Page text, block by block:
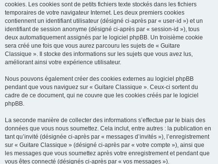
cookies. Les cookies sont de petits fichiers texte stockés dans les fichiers
temporaires de votre navigateur Internet. Les deux premiers cookies
contiennent un identifiant utilisateur (désigné ci-après par « user-id ») et un
identifiant de session anonyme (désigné ci-après par « session-id »), tous
deux automatiquement assignés par le logiciel phpBB. Un troisième cookie
sera créé une fois que vous aurez parcouru les sujets de « Guitare
Classique ». Il stocke des informations sur les sujets que vous avez lus,
améliorant ainsi votre expérience utilisateur.
Nous pouvons également créer des cookies externes au logiciel phpBB
pendant que vous naviguez sur « Guitare Classique ». Ceux-ci sortent du
cadre de ce document, qui ne couvre que les cookies créés par le logiciel
phpBB.
La seconde manière de collecter des informations s’effectue par le biais des
données que vous nous soumettez. Cela inclut, entre autres : la publication en
tant qu’invité (désignée ci-après par « messages d’invités »), l’enregistrement
sur « Guitare Classique » (désigné ci-après par « votre compte »), ainsi que
les messages que vous soumettez après votre enregistrement et pendant que
vous êtes connecté (désignés ci-après par « vos messages »).